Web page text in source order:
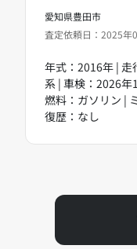
愛知県豊田市
査定依頼日：2025年
年式：2016年 | 走
系 | 車検：2026年
燃料：ガソリン |
復歴：なし